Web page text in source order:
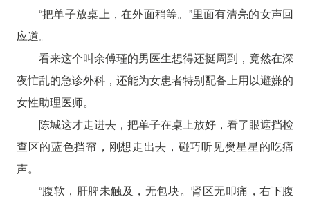
“把单子放桌上，在外面稍等。”里面有清亮的女声回
应道。
看来这个叫余傅瑾的男医生想得还挺周到，竟然在深
夜忙乱的急诊外科，还能为女患者特别配备上用以避嫌的
女性助理医师。
陈城这才走进去，把单子在桌上放好，看了眼遮挡检
查区的蓝色挡帘，刚想走出去，碰巧听见樊星星的吃痛
声。
“腹软，肝脾未触及，无包块。肾区无叩痛，右下腹